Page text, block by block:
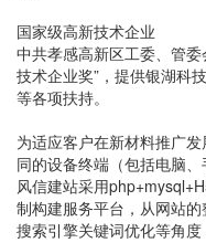
国家级高新技术企业
中共孝感高新区工委、管
技术企业奖”，提供银湖科
等各项扶持。
为适应客户在新材料推广
同的设备终端（包括电脑
风信建站采用
制构建服务平台，从网站
搜索引擎关键词优化等角度